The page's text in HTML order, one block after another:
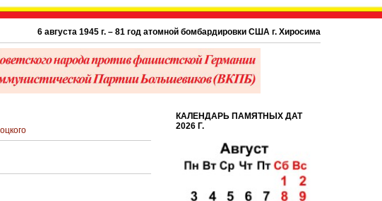
6 августа 1945 г. – 81 год атомной бомбардировки США г. Хиросима в Японии.
КАЛЕНДАРЬ ПАМЯТНЫХ ДАТ
2026 Г.